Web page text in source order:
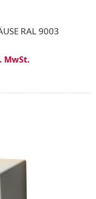
RAL 9003
MwSt.